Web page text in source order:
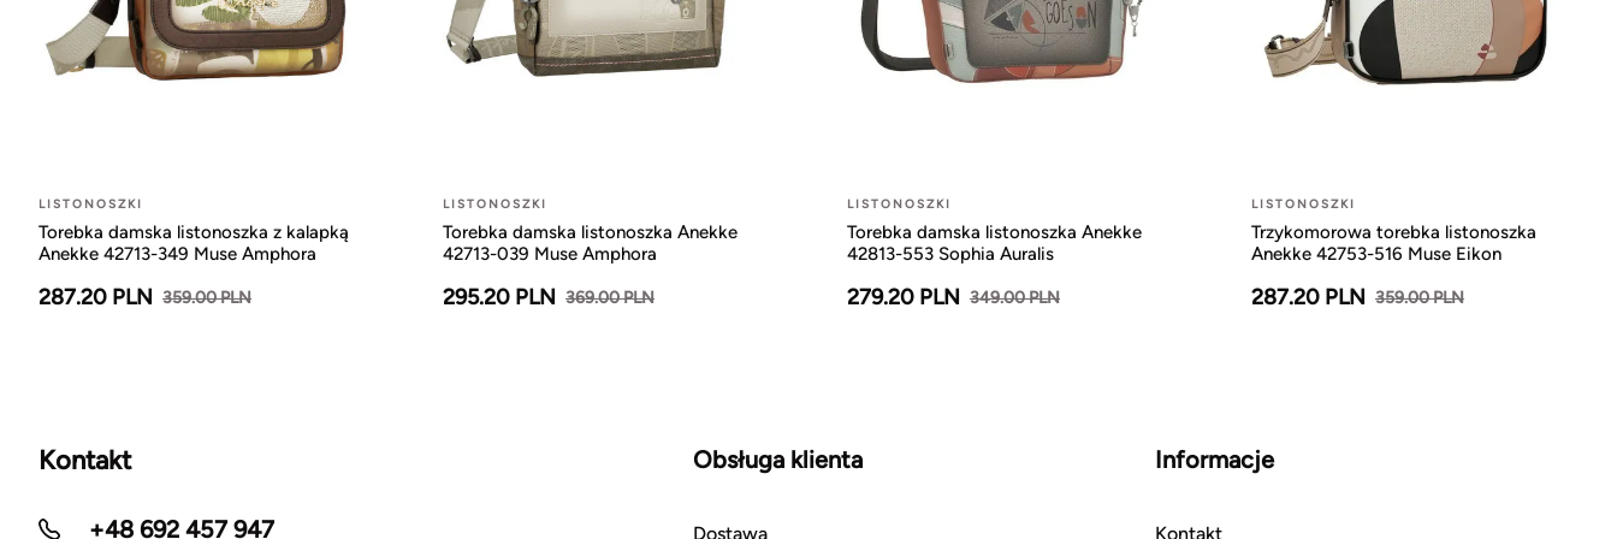
LISTONOSZKI
Torebka damska listonoszka z kalapką
Anekke 42713-349 Muse Amphora
287.20 PLN 359.00 PLN
LISTONOSZKI
Torebka damska listonoszka Anekke
42713-039 Muse Amphora
295.20 PLN 369.00 PLN
LISTONOSZKI
Torebka damska listonoszka Anekke
42813-553 Sophia Auralis
279.20 PLN 349.00 PLN
LISTONOSZKI
Trzykomorowa torebka listonoszka
Anekke 42753-516 Muse Eikon
287.20 PLN 359.00 PLN
Kontakt
+48 692 457 947
Obsługa klienta
Dostawa
Informacje
Kontakt